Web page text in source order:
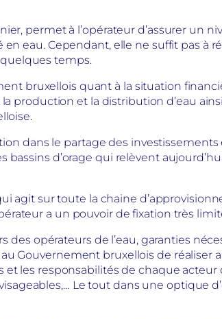
permet à l’opérateur d’assurer un
eau. Cependant, elle ne suffit pas à
temps.
bruxellois quant à la situation
production et la distribution d’eau
dans le partage des investissements
d’orage qui relèvent
agit sur toute la chaine
a un pouvoir de fixation très
opérateurs de l’eau, garanties
Gouvernement bruxellois de réaliser
les responsabilités de chaque acteur
Le tout dans une optique